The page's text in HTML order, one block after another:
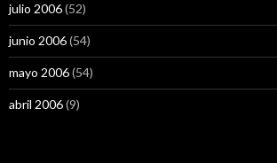
julio 2006(52)
junio 2006(54)
mayo 2006(54)
abril 2006(9)